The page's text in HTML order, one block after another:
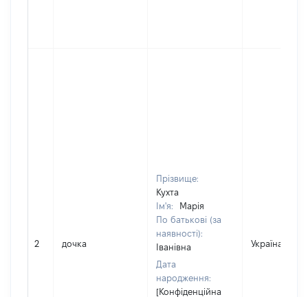
2 дочка
Прізвище:
Кухта
Ім'я:
Марія
По батькові (за
наявності):
Іванівна
Дата
народження:
[Конфіденційна
Україна